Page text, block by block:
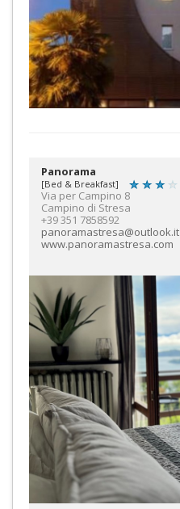
Panorama
[Bed & Breakfast]
Via per Campino 8
Campino di Stresa
+39 351 7858592
panoramastresa@outlook.it
www.panoramastresa.com